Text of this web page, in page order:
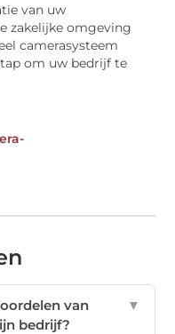
van uw
zakelijke omgeving
camerasysteem
om uw bedrijf te
van
bedrijf?
▼